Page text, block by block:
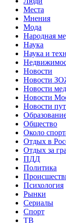
Места
Мнения
Мода
Народная
Наука
Наука и
Новости
Новости
Новости
Новости
Новости
Общество
Около
Отдых в
Отдых за
ПДД
Политика
Психология
Рынки
Сериалы
Спорт
ТВ